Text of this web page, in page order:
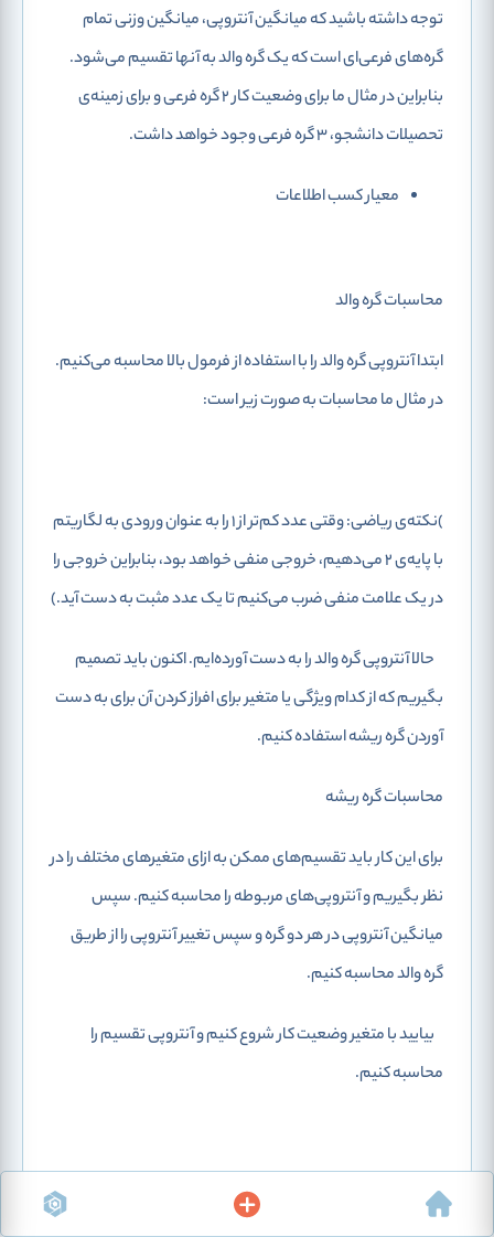
توجه داشته باشید که میانگین آنتروپی، میانگین وزنی تمام
گره‌های فرعی‌ای است که یک گره والد به آنها تقسیم می‌شود.
بنابراین در مثال ما برای وضعیت کار 2 گره فرعی و برای زمینه‌ی
تحصیلات دانشجو، 3 گره فرعی وجود خواهد داشت.
معیار کسب اطلاعات
محاسبات گره والد
ابتدا آنتروپی گره والد را با استفاده از فرمول بالا محاسبه می‌کنیم.
در مثال ما محاسبات به صورت زیر است:
)نکته‌ی ریاضی: وقتی عدد کم‌تر از 1 را به عنوان ورودی به لگاریتم
با پایه‌ی 2 می‌دهیم، خروجی منفی خواهد بود، بنابراین خروجی را
در یک علامت منفی ضرب می‌کنیم تا یک عدد مثبت به دست آید.)
حالا آنتروپی گره والد را به دست آورده‌ایم. اکنون باید تصمیم
بگیریم که از کدام ویژگی یا متغیر برای افراز کردن آن برای به دست
آوردن گره ریشه استفاده کنیم.
محاسبات گره ریشه
برای این کار باید تقسیم‌های ممکن به ازای متغیرهای مختلف را در
نظر بگیریم و آنتروپی‌های مربوطه را محاسبه کنیم. سپس
میانگین آنتروپی در هر دو گره و سپس تغییر آنتروپی را از طریق
گره والد محاسبه کنیم.
بیایید با متغیر وضعیت کار شروع کنیم و آنتروپی تقسیم را
محاسبه کنیم.
سپس آنتروپی متوسط ​​را برای تقسیم وضعیت اشتغال به عنوان